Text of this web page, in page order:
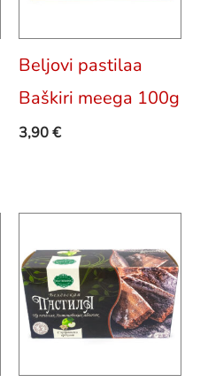
Beljovi pastilaa
Baškiri meega 100g
3,90€